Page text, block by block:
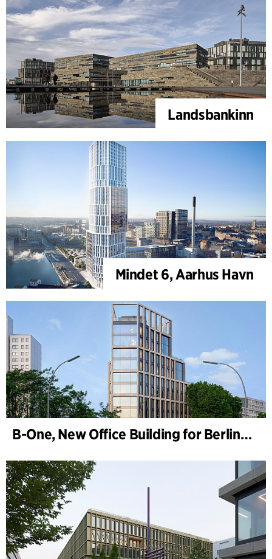
Landsbankinn
Mindet 6, Aarhus Havn
B-One, New Office Building for Berlin Hyp